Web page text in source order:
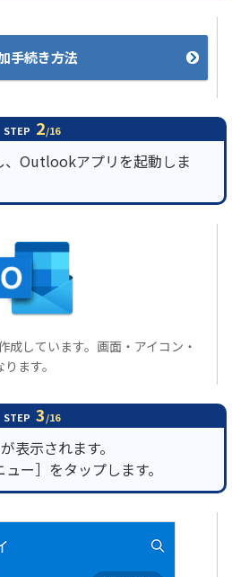
手続き方法
STEP 2/16
、Outlookアプリを起動しま
しています。画面・アイコン・
ます。
STEP 3/16
表示されます。
ュー］をタップします。